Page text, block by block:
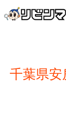
千葉県安